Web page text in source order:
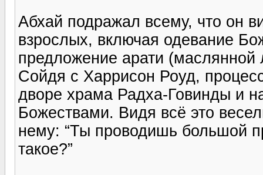
Абхай подражал всему, что он
взрослых, включая одевание
предложение арати
Сойдя с Харрисон Роуд,
дворе храма Радха-Говинды и
Божествами. Видя всё это
нему: “Ты проводишь большой
такое?”